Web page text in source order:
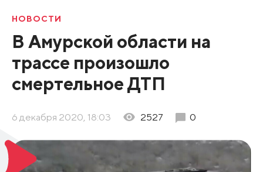
НОВОСТИ
В Амурской области на
трассе произошло
смертельное ДТП
6 декабря 2020, 18:03 2527 0